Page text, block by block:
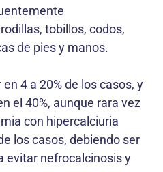
tobillos, codos,
de pies y manos.
4 a 20% de los casos, y
el 40%, aunque rara vez
con hipercalciuria
los casos, debiendo ser
evitar nefrocalcinosis y